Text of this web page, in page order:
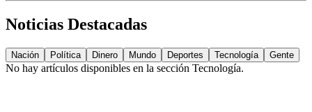
Noticias Destacadas
Nación Política Dinero Mundo Deportes Tecnología Gente
No hay artículos disponibles en la sección Tecnología.